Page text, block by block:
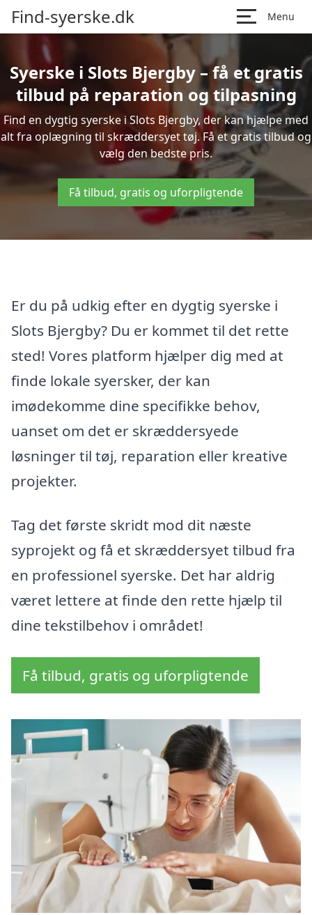
Find-syerske.dk Menu
Syerske i Slots Bjergby – få et gratis
tilbud på reparation og tilpasning
Find en dygtig syerske i Slots Bjergby, der kan hjælpe med
alt fra oplægning til skræddersyet tøj. Få et gratis tilbud og
vælg den bedste pris.
Få tilbud, gratis og uforpligtende
Er du på udkig efter en dygtig syerske i
Slots Bjergby? Du er kommet til det rette
sted! Vores platform hjælper dig med at
finde lokale syersker, der kan
imødekomme dine specifikke behov,
uanset om det er skræddersyede
løsninger til tøj, reparation eller kreative
projekter.
Tag det første skridt mod dit næste
syprojekt og få et skræddersyet tilbud fra
en professionel syerske. Det har aldrig
været lettere at finde den rette hjælp til
dine tekstilbehov i området!
Få tilbud, gratis og uforpligtende